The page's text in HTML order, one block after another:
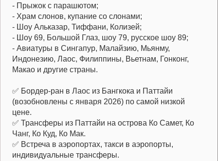
- Прыжок с парашютом;
- Храм слонов, купание со слонами;
- Шоу Альказар, Тиффани, Колизей;
- Шоу 69, Большой Глаз, шоу 79, русское шоу 89;
- Авиатуры в Сингапур, Малайзию, Мьянму,
Индонезию, Лаос, Филиппины, Вьетнам, Гонконг,
Макао и другие страны.
✅ Бордер-ран в Лаос из Бангкока и Паттайи
(возобновлены с января 2026) по самой низкой
цене.
✅ Трансферы из Паттайи на острова Ко Самет, Ко
Чанг, Ко Куд, Ко Мак.
✅ Встреча в аэропортах, такси в аэропорты,
индивидуальные трансферы.